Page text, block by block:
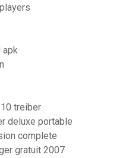
apk
treiber
deluxe portable
complete
gratuit 2007